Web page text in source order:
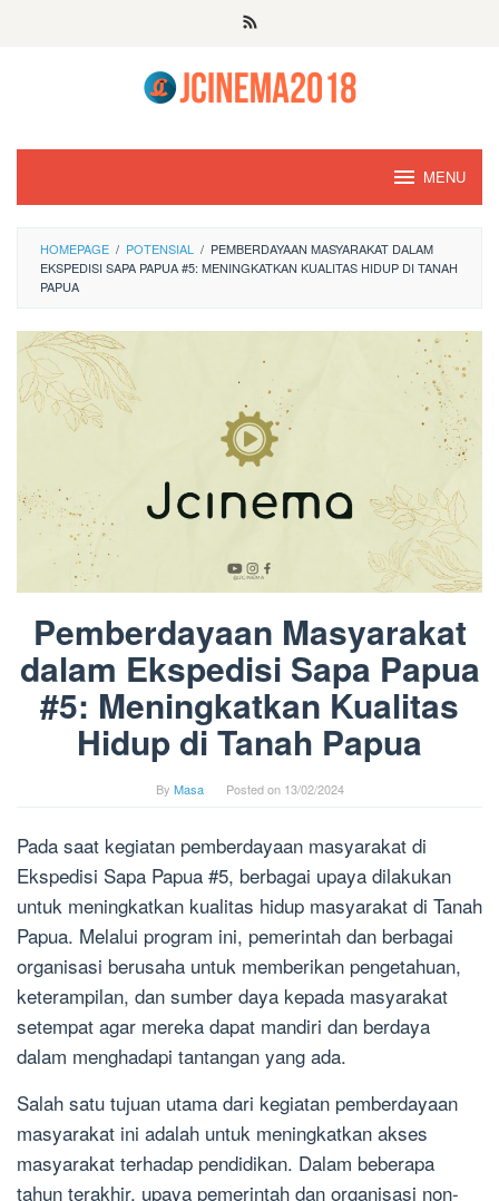
MENU
HOMEPAGE / POTENSIAL / PEMBERDAYAAN MASYARAKAT DALAM
EKSPEDISI SAPA PAPUA #5: MENINGKATKAN KUALITAS HIDUP DI TANAH
PAPUA
Pemberdayaan Masyarakat
dalam Ekspedisi Sapa Papua
#5: Meningkatkan Kualitas
Hidup di Tanah Papua
By Masa Posted on 13/02/2024
Pada saat kegiatan pemberdayaan masyarakat di
Ekspedisi Sapa Papua #5, berbagai upaya dilakukan
untuk meningkatkan kualitas hidup masyarakat di Tanah
Papua. Melalui program ini, pemerintah dan berbagai
organisasi berusaha untuk memberikan pengetahuan,
keterampilan, dan sumber daya kepada masyarakat
setempat agar mereka dapat mandiri dan berdaya
dalam menghadapi tantangan yang ada.
Salah satu tujuan utama dari kegiatan pemberdayaan
masyarakat ini adalah untuk meningkatkan akses
masyarakat terhadap pendidikan. Dalam beberapa
tahun terakhir, upaya pemerintah dan organisasi non-